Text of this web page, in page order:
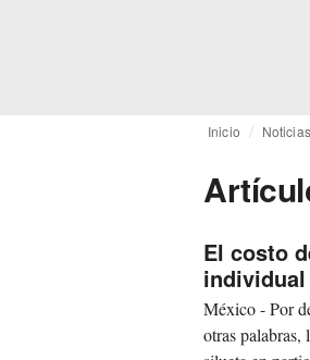
Inicio Noticias
El costo
individual
México - Por
otras palabras,